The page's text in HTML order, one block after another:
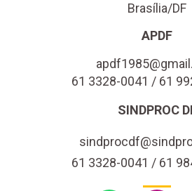
Brasília/DF
APDF
61 3328-0041 / 61
SINDPROC
61 3328-0041 / 61